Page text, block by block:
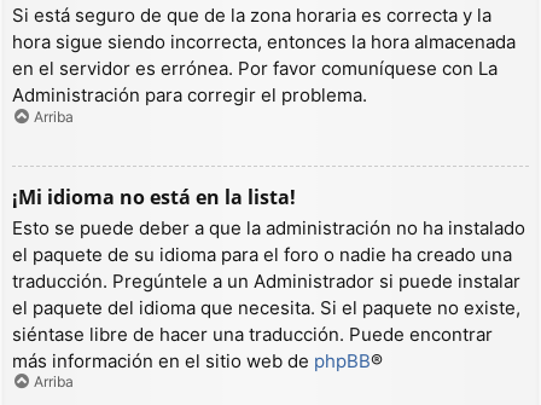
Si está seguro de que de la zona horaria es correcta y la
hora sigue siendo incorrecta, entonces la hora almacenada
en el servidor es errónea. Por favor comuníquese con La
Administración para corregir el problema.
Arriba
¡Mi idioma no está en la lista!
Esto se puede deber a que la administración no ha instalado
el paquete de su idioma para el foro o nadie ha creado una
traducción. Pregúntele a un Administrador si puede instalar
el paquete del idioma que necesita. Si el paquete no existe,
siéntase libre de hacer una traducción. Puede encontrar
más información en el sitio web de phpBB®
Arriba